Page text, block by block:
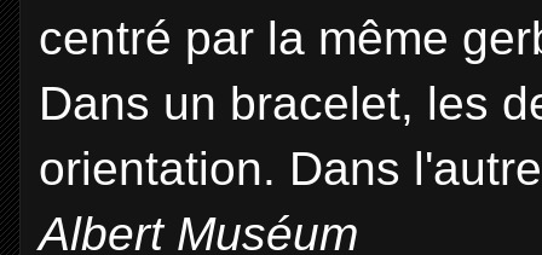
centré par la même
Dans un bracelet, les
orientation. Dans
Albert Muséum